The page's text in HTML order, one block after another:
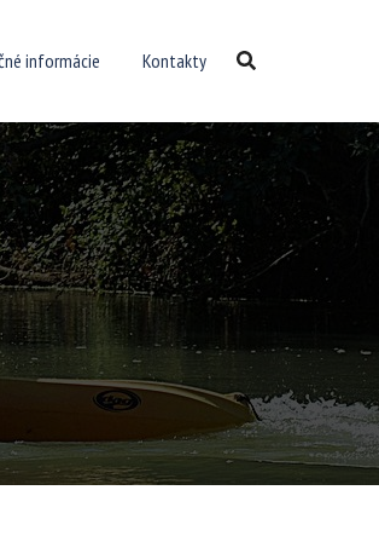
informácie Kontakty